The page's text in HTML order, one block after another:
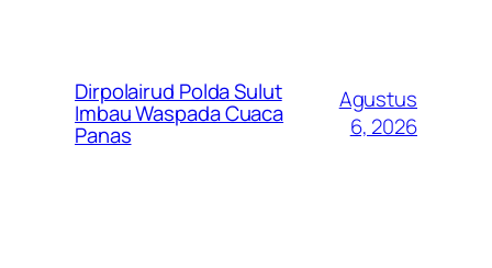
Dirpolairud Polda Sulut
Imbau Waspada Cuaca
Panas
Agustus
6, 2026